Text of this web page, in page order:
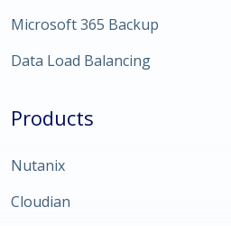
Microsoft 365 Backup
Data Load Balancing
Products
Nutanix
Cloudian